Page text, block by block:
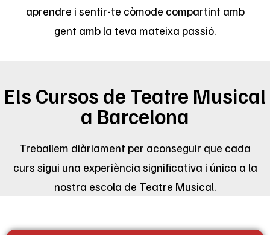
aprendre i sentir-te còmode compartint amb
gent amb la teva mateixa passió.
Els Cursos de Teatre Musical
a Barcelona
Treballem diàriament per aconseguir que cada
curs sigui una experiència significativa i única a la
nostra escola de Teatre Musical.